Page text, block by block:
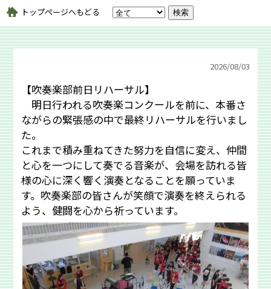
トップページへもどる
2026/08/03
【吹奏楽部前日リハーサル】
明日行われる吹奏楽コンクールを前に、本番さ
ながらの緊張感の中で最終リハーサルを行いまし
た。
これまで積み重ねてきた努力を自信に変え、仲間
と心を一つにして奏でる音楽が、会場を訪れる皆
様の心に深く響く演奏となることを願っていま
す。吹奏楽部の皆さんが笑顔で演奏を終えられる
よう、健闘を心から祈っています。